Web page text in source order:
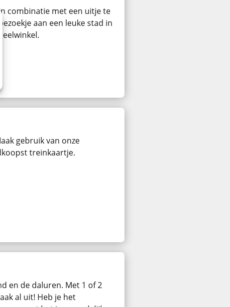
combinatie met een uitje te
aan een leuke stad in
gebruik van onze
treinkaartje.
en de daluren. Met 1 of 2
al uit! Heb je het